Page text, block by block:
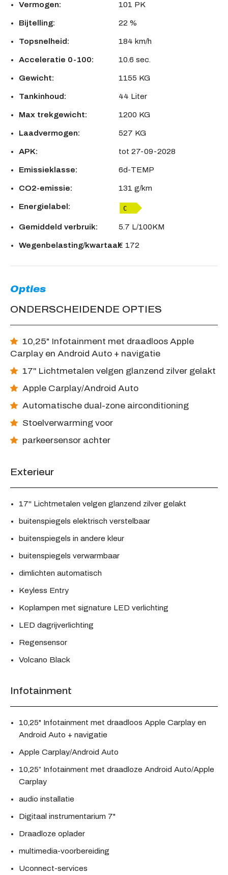
Vermogen: 101 PK
Bijtelling: 22 %
Topsnelheid: 184 km/h
Acceleratie 0-100: 10.6 sec.
Gewicht: 1155 KG
Tankinhoud: 44 Liter
Max trekgewicht: 1200 KG
Laadvermogen: 527 KG
APK: tot 27-09-2028
Emissieklasse: 6d-TEMP
CO2-emissie: 131 g/km
Energielabel:
Gemiddeld verbruik: 5.7 L/100KM
Wegenbelasting/kwartaal:€ 172
Opties
ONDERSCHEIDENDE OPTIES
10,25" Infotainment met draadloos Apple
Carplay en Android Auto + navigatie
17'' Lichtmetalen velgen glanzend zilver gelakt
Apple Carplay/Android Auto
Automatische dual-zone airconditioning
Stoelverwarming voor
parkeersensor achter
Exterieur
17'' Lichtmetalen velgen glanzend zilver gelakt
buitenspiegels elektrisch verstelbaar
buitenspiegels in andere kleur
buitenspiegels verwarmbaar
dimlichten automatisch
Keyless Entry
Koplampen met signature LED verlichting
LED dagrijverlichting
Regensensor
Volcano Black
Infotainment
10,25" Infotainment met draadloos Apple Carplay en
Android Auto + navigatie
Apple Carplay/Android Auto
10,25” Infotainment met draadloze Android Auto/Apple
Carplay
audio installatie
Digitaal instrumentarium 7"
Draadloze oplader
multimedia-voorbereiding
Uconnect-services